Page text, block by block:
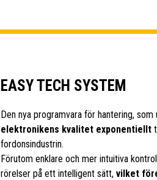
EASY TECH SYSTEM
Den nya programvara för hantering,
elektronikens kvalitet exponentiellt
fordonsindustrin.
Förutom enklare och mer intuitiva
rörelser på ett intelligent sätt, vilket